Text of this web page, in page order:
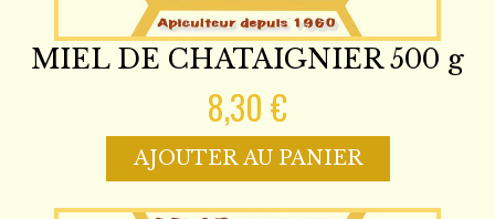
MIEL DE CHATAIGNIER 500 g
8,30 €
AJOUTER AU PANIER